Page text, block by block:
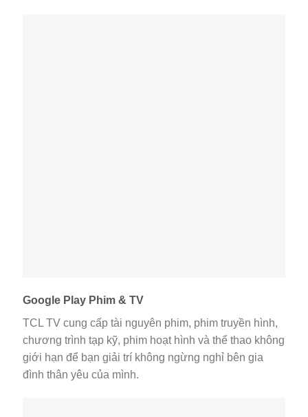
Google Play Phim & TV
TCL TV cung cấp tài nguyên phim, phim truyền hình,
chương trình tạp kỹ, phim hoạt hình và thể thao không
giới hạn để bạn giải trí không ngừng nghỉ bên gia
đình thân yêu của mình.